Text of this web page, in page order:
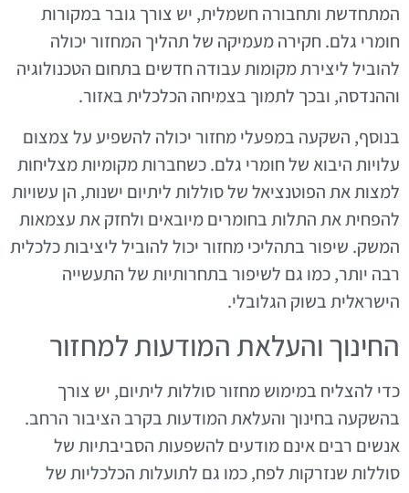
המתחדשת ותחבורה חשמלית, יש צורך גובר במקורות
חומרי גלם. חקירה מעמיקה של תהליך המחזור יכולה
להוביל ליצירת מקומות עבודה חדשים בתחום הטכנולוגיה
וההנדסה, ובכך לתמוך בצמיחה הכלכלית באזור.
בנוסף, השקעה במפעלי מחזור יכולה להשפיע על צמצום
עלויות היבוא של חומרי גלם. כשחברות מקומיות מצליחות
למצות את הפוטנציאל של סוללות ליתיום ישנות, הן עשויות
להפחית את התלות בחומרים מיובאים ולחזק את עצמאות
המשק. שיפור בתהליכי מחזור יכול להוביל ליציבות כלכלית
רבה יותר, כמו גם לשיפור בתחרותיות של התעשייה
הישראלית בשוק הגלובלי.
החינוך והעלאת המודעות למחזור
כדי להצליח במימוש מחזור סוללות ליתיום, יש צורך
בהשקעה בחינוך והעלאת המודעות בקרב הציבור הרחב.
אנשים רבים אינם מודעים להשפעות הסביבתיות של
סוללות שנזרקות לפח, כמו גם לתועלות הכלכליות של